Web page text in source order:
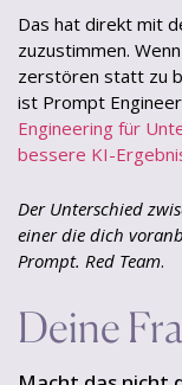
Das hat direkt mit
zuzustimmen.
zerstören statt zu
ist Prompt
Engineering für
bessere KI-
Der Unterschied
einer die dich
Prompt. Red Team.
Deine